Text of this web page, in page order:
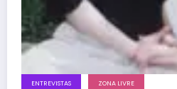
ENTREVISTAS ZONA LIVRE